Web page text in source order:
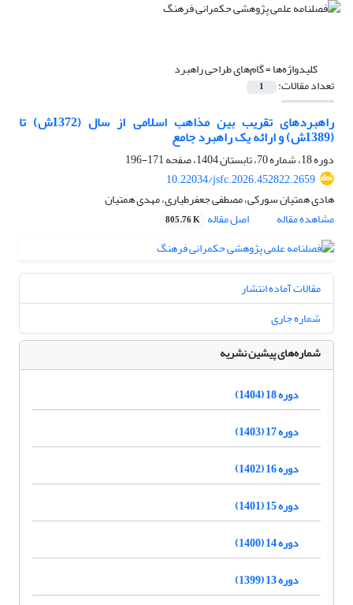
کلیدواژه‌ها =گام‌های طراحی راهبرد
تعداد مقالات: 1
راهبردهای تقریب بین مذاهب اسلامی از سال (1372ش) تا
(1389ش) و ارائه یک راهبرد جامع
دوره 18، شماره 70، تابستان 1404، صفحه
171-196
10.22034/jsfc.2026.452822.2659
هادی همتیان سورکی، مصطفی جعفرطیاری، مهدی همتیان
مشاهده مقاله
اصل مقاله 805.76 K
مقالات آماده انتشار
شماره جاری
شماره‌های پیشین نشریه
دوره 18 (1404)
دوره 17 (1403)
دوره 16 (1402)
دوره 15 (1401)
دوره 14 (1400)
دوره 13 (1399)